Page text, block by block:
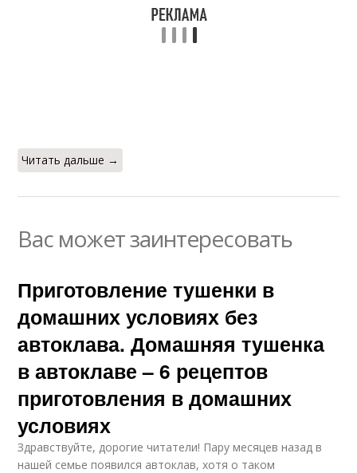
Читать дальше →
Вас может заинтересовать
Приготовление тушенки в
домашних условиях без
автоклава. Домашняя тушенка
в автоклаве – 6 рецептов
приготовления в домашних
условиях
Здравствуйте, дорогие читатели! Пару месяцев назад в
нашей семье появился автоклав, хотя о таком